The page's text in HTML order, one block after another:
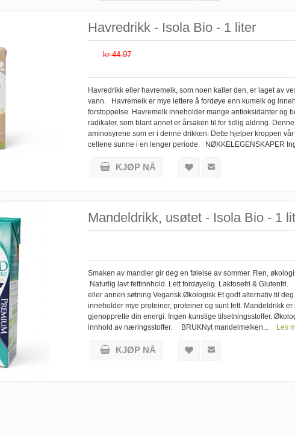
Havredrikk - Isola Bio - 1 liter
kr 44,97
Havredrikk eller havremelk, som noen kaller den, er laget av
vann. Havremelk er mye lettere å fordøye enn kumelk og
forstoppelse. Havremelk inneholder mange antioksidanter og
radikaler, som blant annet er årsaken til for tidlig aldring.
aminosyrene som er i denne drikken. Dette hjelper kroppen
cellene sunne i en lenger periode. NØKKELEGENSKAPER
KJØP NÅ
Mandeldrikk, usøtet - Isola Bio - 1
Smaken av mandler gir deg en følelse av sommer. Ren,
Naturlig lavt fettinnhold. Lett fordøyelig. Laktosefri &
eller annen søtning Vegansk Økologisk Et godt alternativ til
inneholder mye proteiner, proteiner og sunt fett. Mandeldrikk
gjenopprette din energi. Ingen kunstige tilsetningsstoffer.
innhold av næringsstoffer. BRUKNyt mandelmelken...
Les
KJØP NÅ